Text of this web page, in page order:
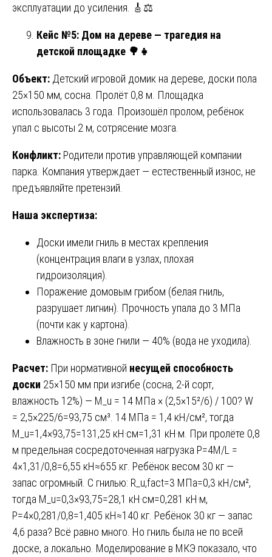
эксплуатации до усиления. 🎸⚖️
Кейс №5: Дом на дереве — трагедия на
детской площадке 🌳👧
Объект: Детский игровой домик на дереве, доски пола
25×150 мм, сосна. Пролёт 0,8 м. Площадка
использовалась 3 года. Произошёл пролом, ребёнок
упал с высоты 2 м, сотрясение мозга.
Конфликт: Родители против управляющей компании
парка. Компания утверждает — естественный износ, не
предъявляйте претензий.
Наша экспертиза:
Доски имели гниль в местах крепления
(концентрация влаги в узлах, плохая
гидроизоляция).
Поражение домовым грибом (белая гниль,
разрушает лигнин). Прочность упала до 3 МПа
(почти как у картона).
Влажность в зоне гнили — 40% (вода не уходила).
Расчет: При нормативной несущей способность
доски 25×150 мм при изгибе (сосна, 2-й сорт,
влажность 12%) — M_u = 14 МПа × (2,5×15²/6) / 100? W
= 2,5×225/6=93,75 см³. 14 МПа = 1,4 кН/см², тогда
M_u=1,4×93,75=131,25 кН·см=1,31 кН·м. При пролёте 0,8
м предельная сосредоточенная нагрузка P=4M/L =
4×1,31/0,8=6,55 кН≈655 кг. Ребёнок весом 30 кг —
запас огромный. С гнилью: R_u,fact=3 МПа=0,3 кН/см²,
тогда M_u=0,3×93,75=28,1 кН·см=0,281 кН·м,
P=4×0,281/0,8=1,405 кН≈140 кг. Ребёнок 30 кг — запас
4,6 раза? Всё равно много. Но гниль была не по всей
доске, а локально. Моделирование в МКЭ показало, что